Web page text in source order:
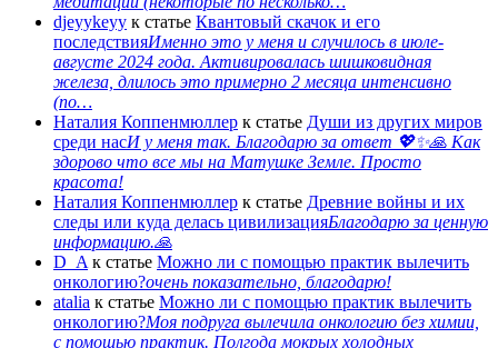
djeyykeyy к статье Квантовый скачок и его
последствияИменно это у меня и случилось в июле-
августе 2024 года. Активировалась шишковидная
железа, длилось это примерно 2 месяца интенсивно
(по…
Наталия Коппенмюллер к статье Души из других миров
среди насИ у меня так. Благодарю за ответ 💖✨️🙏 Как
здорово что все мы на Матушке Земле. Просто
красота!
Наталия Коппенмюллер к статье Древние войны и их
следы или куда делась цивилизацияБлагодарю за ценную
информацию.🙏
D_A к статье Можно ли с помощью практик вылечить
онкологию?очень показательно, благодарю!
atalia к статье Можно ли с помощью практик вылечить
онкологию?Моя подруга вылечила онкологию без химии,
с помощью практик. Полгода мокрых холодных